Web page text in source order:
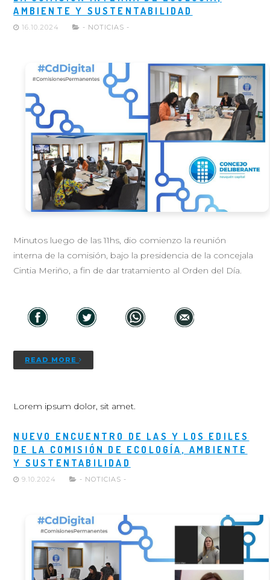
AMBIENTE Y SUSTENTABILIDAD
16.10.2024 - NOTICIAS -
Minutos luego de las 11hs, dio comienzo la reunión
interna de la comisión, bajo la presidencia de la concejala
Cintia Meriño, a fin de dar tratamiento al Orden del Día.
READ MORE
Lorem ipsum dolor, sit amet.
NUEVO ENCUENTRO DE LAS Y LOS EDILES
DE LA COMISIÓN DE ECOLOGÍA, AMBIENTE
Y SUSTENTABILIDAD
9.10.2024 - NOTICIAS -